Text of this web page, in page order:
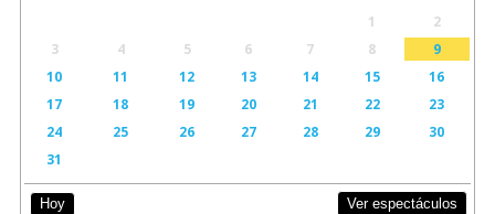
1
2
3
4 5 6 7 8
9
10
11 12 13 14 15
16
17
18 19 20 21 22
23
24
25 26 27 28 29
30
31
Hoy Ver espectáculos